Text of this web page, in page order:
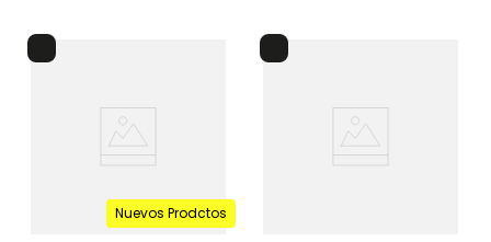
Nuevos Prodctos